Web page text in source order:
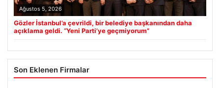
Ağustos 5, 2026
Gözler İstanbul’a çevrildi, bir belediye başkanından daha
açıklama geldi. “Yeni Parti’ye geçmiyorum”
Son Eklenen Firmalar